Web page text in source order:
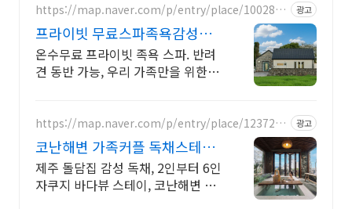
https://map.naver.com/p/entry/place/1002877
광고
프라이빗 무료스파족욕감성숙
소 제주 돌담감성, 반려견 환영
온수무료 프라이빗 족욕 스파. 반려
견 동반 가능, 우리 가족만을 위한 힐
야외 바베큐
https://map.naver.com/p/entry/place/1237286
광고
코난해변 가족커플 독채스테이
월정리 근처 감성 독채 2채
제주 돌담집 감성 독채, 2인부터 6인
자쿠지 바다뷰 스테이, 코난해변 바